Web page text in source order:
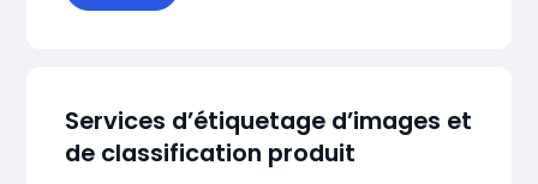
Services d’étiquetage d’images et
de classification produit